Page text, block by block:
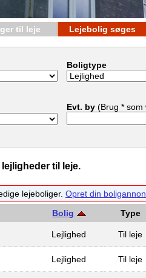
til leje Lejebolig søges
Boligtype
Evt. by (Brug * som
til leje.
lejeboliger. Opret din
Bolig Type
Lejlighed Til leje
Lejlighed Til leje